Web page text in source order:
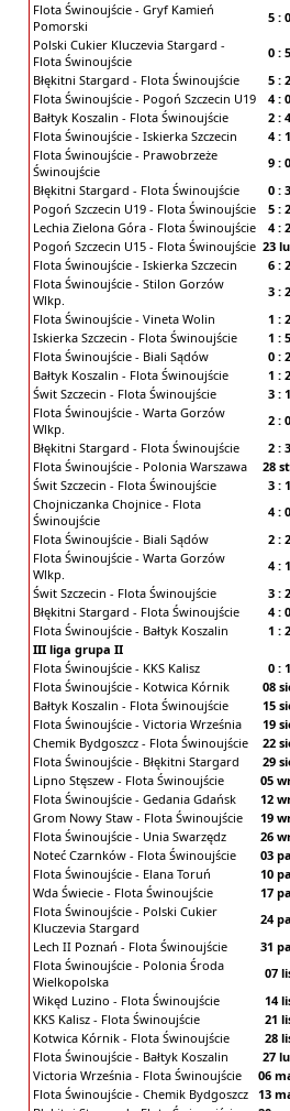
Flota Świnoujście - Gryf Kamień
Pomorski
5 : 0
Polski Cukier Kluczevia Stargard -
Flota Świnoujście
0 : 5
Błękitni Stargard - Flota Świnoujście
5 : 2
Flota Świnoujście - Pogoń Szczecin U19
4 : 0
Bałtyk Koszalin - Flota Świnoujście
2 : 4
Flota Świnoujście - Iskierka Szczecin
4 : 1
Flota Świnoujście - Prawobrzeże
Świnoujście
9 : 0
Błękitni Stargard - Flota Świnoujście
0 : 3
Pogoń Szczecin U19 - Flota Świnoujście
5 : 2
Lechia Zielona Góra - Flota Świnoujście
4 : 2
Pogoń Szczecin U15 - Flota Świnoujście 23
Flota Świnoujście - Iskierka Szczecin
6 : 2
Flota Świnoujście - Stilon Gorzów
Wlkp.
3 : 2
Flota Świnoujście - Vineta Wolin
1 : 2
Iskierka Szczecin - Flota Świnoujście
1 : 5
Flota Świnoujście - Biali Sądów
0 : 2
Bałtyk Koszalin - Flota Świnoujście
1 : 2
Świt Szczecin - Flota Świnoujście
3 : 1
Flota Świnoujście - Warta Gorzów
Wlkp.
2 : 0
Błękitni Stargard - Flota Świnoujście
2 : 3
Flota Świnoujście - Polonia Warszawa
28
Świt Szczecin - Flota Świnoujście
3 : 1
Chojniczanka Chojnice - Flota
Świnoujście
4 : 0
Flota Świnoujście - Biali Sądów
2 : 2
Flota Świnoujście - Warta Gorzów
Wlkp.
4 : 1
Świt Szczecin - Flota Świnoujście
3 : 2
Błękitni Stargard - Flota Świnoujście
4 : 0
Flota Świnoujście - Bałtyk Koszalin
1 : 2
III liga grupa II
Flota Świnoujście - KKS Kalisz
0 : 1
Flota Świnoujście - Kotwica Kórnik
08
Bałtyk Koszalin - Flota Świnoujście
15
Flota Świnoujście - Victoria Września
19
Chemik Bydgoszcz - Flota Świnoujście
22
Flota Świnoujście - Błękitni Stargard
29
Lipno Stęszew - Flota Świnoujście
05
Flota Świnoujście - Gedania Gdańsk
12
Grom Nowy Staw - Flota Świnoujście
19
Flota Świnoujście - Unia Swarzędz
26
Noteć Czarnków - Flota Świnoujście
03
Flota Świnoujście - Elana Toruń
10
Wda Świecie - Flota Świnoujście
17
Flota Świnoujście - Polski Cukier
Kluczevia Stargard
24
Lech II Poznań - Flota Świnoujście
31
Flota Świnoujście - Polonia Środa
Wielkopolska
07
Wikęd Luzino - Flota Świnoujście
14
KKS Kalisz - Flota Świnoujście
21
Kotwica Kórnik - Flota Świnoujście
28
Flota Świnoujście - Bałtyk Koszalin
27
Victoria Września - Flota Świnoujście
06
Flota Świnoujście - Chemik Bydgoszcz 13